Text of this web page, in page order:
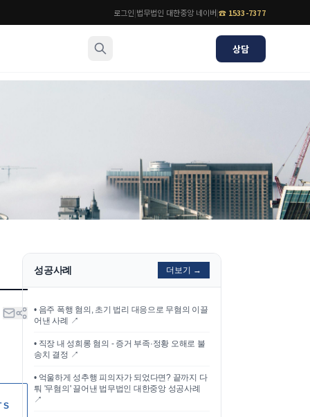
로그인|법무법인 대한중앙 네이버|☎ 1533-7377
상담
법률 블로그
법률서식
뉴스레터/브로슈어
성공사례 더보기 →
• 음주 폭행 혐의, 초기 법리 대응으로 무혐의 이끌
어낸 사례
↗
• 직장 내 성희롱 혐의 - 증거 부족·정황 오해로 불
송치 결정 ↗
• 억울하게 성추행 피의자가 되었다면? 끝까지 다
퉈 '무혐의' 끌어낸 법무법인 대한중앙 성공사례
↗